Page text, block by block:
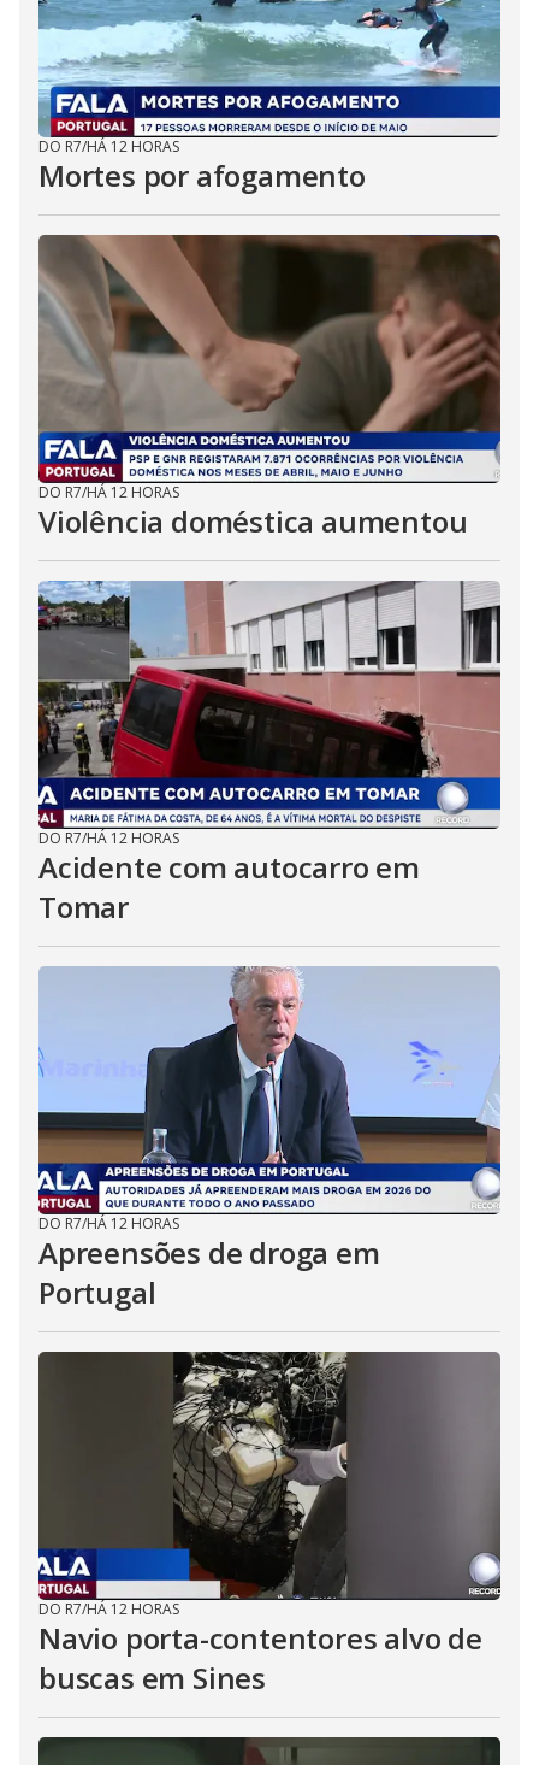
DO R7/HÁ 12 HORAS
Mortes por afogamento
DO R7/HÁ 12 HORAS
Violência doméstica aumentou
DO R7/HÁ 12 HORAS
Acidente com autocarro em
Tomar
DO R7/HÁ 12 HORAS
Apreensões de droga em
Portugal
DO R7/HÁ 12 HORAS
Navio porta-contentores alvo de
buscas em Sines